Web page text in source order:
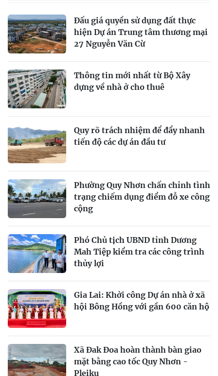
Đấu giá quyền sử dụng đất thực
hiện Dự án Trung tâm thương mại
27 Nguyễn Văn Cừ
Thông tin mới nhất từ Bộ Xây
dựng về nhà ở cho thuê
Quy rõ trách nhiệm để đẩy nhanh
tiến độ các dự án đầu tư
Phường Quy Nhơn chấn chỉnh tình
trạng chiếm dụng điểm đỗ xe công
cộng
Phó Chủ tịch UBND tỉnh Dương
Mah Tiệp kiểm tra các công trình
thủy lợi
Gia Lai: Khởi công Dự án nhà ở xã
hội Bông Hồng với gần 600 căn hộ
Xã Đak Đoa hoàn thành bàn giao
mặt bằng cao tốc Quy Nhơn -
Pleiku